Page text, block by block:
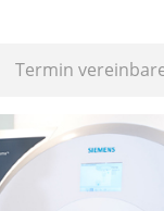
Termin